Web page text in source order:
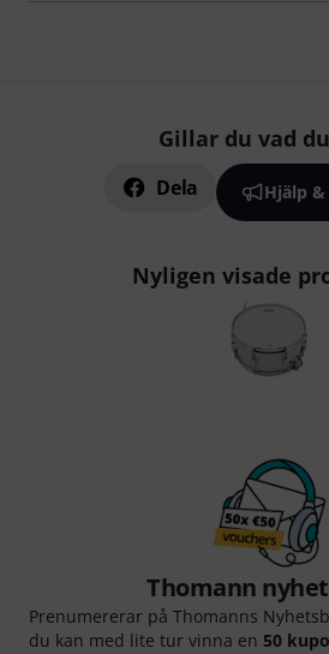
Gillar du vad
Dela Hjälp &
Nyligen visade
Thomann
Prenumererar på Thomanns
du kan med lite tur vinna en 50